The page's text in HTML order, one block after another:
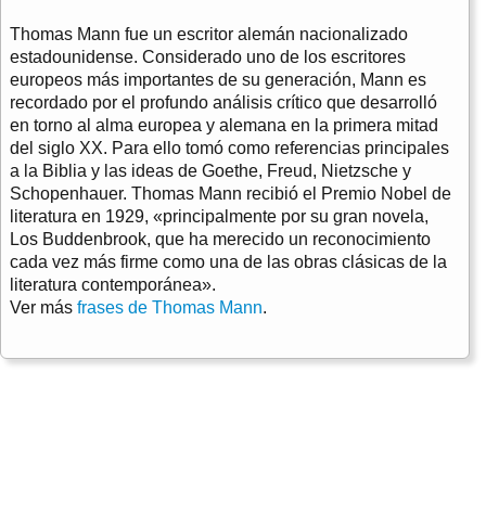
Thomas Mann fue un escritor alemán nacionalizado
estadounidense. Considerado uno de los escritores
europeos más importantes de su generación, Mann es
recordado por el profundo análisis crítico que desarrolló
en torno al alma europea y alemana en la primera mitad
del siglo XX. Para ello tomó como referencias principales
a la Biblia y las ideas de Goethe, Freud, Nietzsche y
Schopenhauer. Thomas Mann recibió el Premio Nobel de
literatura en 1929, «principalmente por su gran novela,
Los Buddenbrook, que ha merecido un reconocimiento
cada vez más firme como una de las obras clásicas de la
literatura contemporánea».
Ver más frases de Thomas Mann.